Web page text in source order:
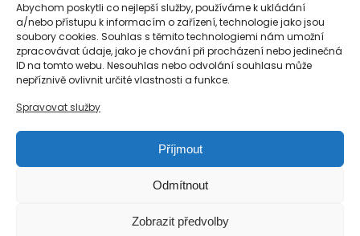
Abychom poskytli co nejlepší služby, používáme k ukládání
a/nebo přístupu k informacím o zařízení, technologie jako jsou
soubory cookies. Souhlas s těmito technologiemi nám umožní
zpracovávat údaje, jako je chování při procházení nebo jedinečná
ID na tomto webu. Nesouhlas nebo odvolání souhlasu může
nepříznivě ovlivnit určité vlastnosti a funkce.
Spravovat služby
Příjmout
Odmítnout
Zobrazit předvolby
O nás
Obchodní podmínky
Zásady ochrany osobních údajů
Zásady cookies (EU)